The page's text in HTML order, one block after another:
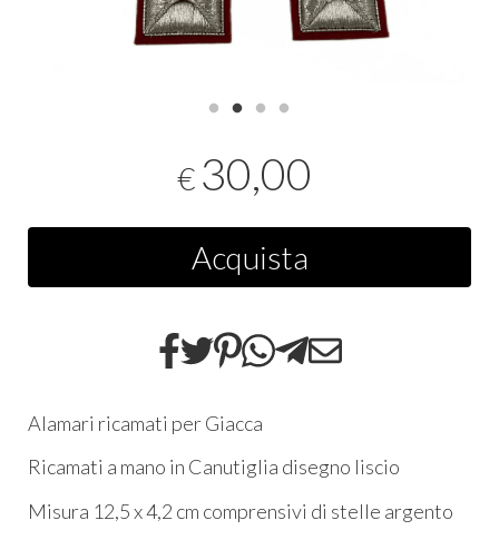
€ 30,00
Acquista
Alamari ricamati per Giacca
Ricamati a mano in Canutiglia disegno liscio
Misura 12,5 x 4,2 cm comprensivi di stelle argento